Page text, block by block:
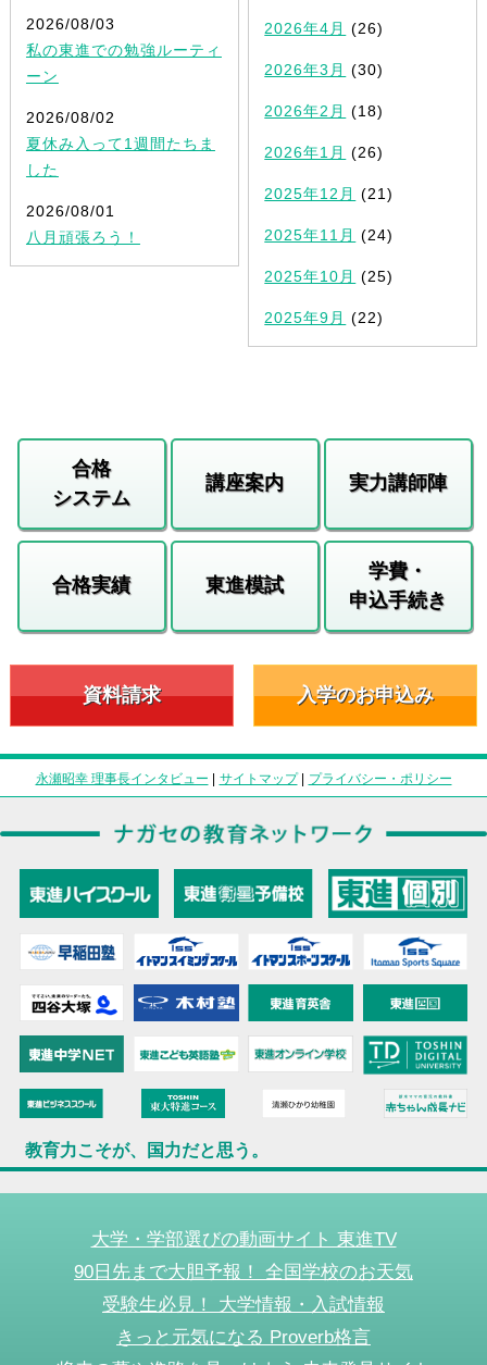
2026/08/03
私の東進での勉強ルーティ
ーン
2026/08/02
夏休み入って1週間たちま
した
2026/08/01
八月頑張ろう！
2026年4月 (26)
2026年3月 (30)
2026年2月 (18)
2026年1月 (26)
2025年12月 (21)
2025年11月 (24)
2025年10月 (25)
2025年9月 (22)
合格
システム
講座案内 実力講師陣
合格実績 東進模試
学費・
申込手続き
資料請求 入学のお申込み
永瀬昭幸 理事長インタビュー | サイトマップ| プライバシー・ポリシー
教育力こそが、国力だと思う。
大学・学部選びの動画サイト 東進TV
90日先まで大胆予報！ 全国学校のお天気
受験生必見！ 大学情報・入試情報
きっと元気になる Proverb格言